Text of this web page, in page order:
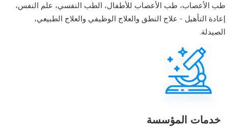
طب الأعصاب، طب الأعصاب للأطفال، الطب النفسي، علم النفس،
إعادة التأهيل - علاج النطق والعلاج الوظيفي والعلاج الطبيعي،
الصيدلة.
خدمات المؤسسة